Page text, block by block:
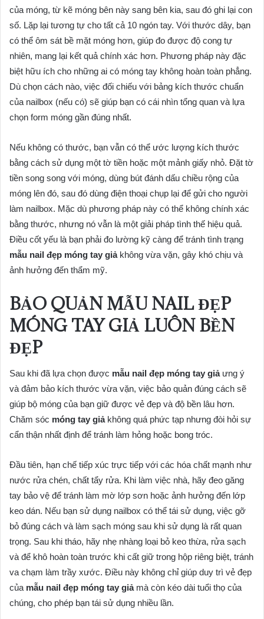
của móng, từ kẽ móng bên này sang bên kia, sau đó ghi lại con
số. Lặp lại tương tự cho tất cả 10 ngón tay. Với thước dây, bạn
có thể ôm sát bề mặt móng hơn, giúp đo được độ cong tự
nhiên, mang lại kết quả chính xác hơn. Phương pháp này đặc
biệt hữu ích cho những ai có móng tay không hoàn toàn phẳng.
Dù chọn cách nào, việc đối chiếu với bảng kích thước chuẩn
của nailbox (nếu có) sẽ giúp bạn có cái nhìn tổng quan và lựa
chọn form móng gần đúng nhất.
Nếu không có thước, bạn vẫn có thể ước lượng kích thước
bằng cách sử dụng một tờ tiền hoặc một mảnh giấy nhỏ. Đặt tờ
tiền song song với móng, dùng bút đánh dấu chiều rộng của
móng lên đó, sau đó dùng điện thoại chụp lại để gửi cho người
làm nailbox. Mặc dù phương pháp này có thể không chính xác
bằng thước, nhưng nó vẫn là một giải pháp tình thế hiệu quả.
Điều cốt yếu là bạn phải đo lường kỹ càng để tránh tình trạng
mẫu nail đẹp móng tay giảkhông vừa vặn, gây khó chịu và
ảnh hưởng đến thẩm mỹ.
BẢO QUẢN MẪU NAIL ĐẸP
MÓNG TAY GIẢ LUÔN BỀN
ĐẸP
Sau khi đã lựa chọn được mẫu nail đẹp móng tay giảưng ý
và đảm bảo kích thước vừa vặn, việc bảo quản đúng cách sẽ
giúp bộ móng của bạn giữ được vẻ đẹp và độ bền lâu hơn.
Chăm sóc móng tay giảkhông quá phức tạp nhưng đòi hỏi sự
cẩn thận nhất định để tránh làm hỏng hoặc bong tróc.
Đầu tiên, hạn chế tiếp xúc trực tiếp với các hóa chất mạnh như
nước rửa chén, chất tẩy rửa. Khi làm việc nhà, hãy đeo găng
tay bảo vệ để tránh làm mờ lớp sơn hoặc ảnh hưởng đến lớp
keo dán. Nếu bạn sử dụng nailbox có thể tái sử dụng, việc gỡ
bỏ đúng cách và làm sạch móng sau khi sử dụng là rất quan
trọng. Sau khi tháo, hãy nhẹ nhàng loại bỏ keo thừa, rửa sạch
và để khô hoàn toàn trước khi cất giữ trong hộp riêng biệt, tránh
va chạm làm trầy xước. Điều này không chỉ giúp duy trì vẻ đẹp
của mẫu nail đẹp móng tay giảmà còn kéo dài tuổi thọ của
chúng, cho phép bạn tái sử dụng nhiều lần.